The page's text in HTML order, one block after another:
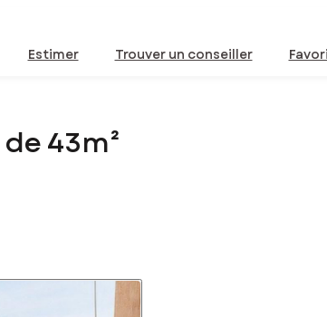
Estimer Trouver un conseiller
43m²